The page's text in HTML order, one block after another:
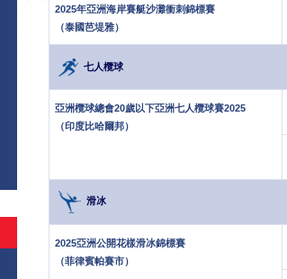
2025年亞洲海岸賽艇沙灘衝刺錦標賽
（泰國芭堤雅）
七人欖球
亞洲欖球總會20歲以下亞洲七人欖球賽2025
（印度比哈爾邦）
滑冰
2025亞洲公開花樣滑冰錦標賽
（菲律賓帕賽市）